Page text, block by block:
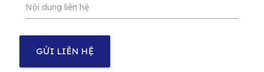
Nội dung liên hệ
GỬI LIÊN HỆ